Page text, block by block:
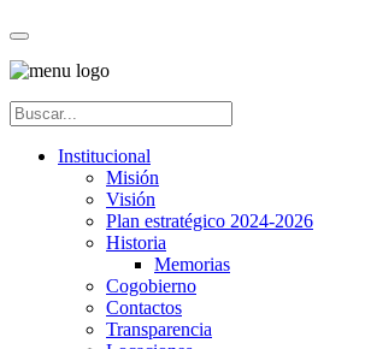
Institucional
Misión
Visión
Plan estratégico 2024-2026
Historia
Memorias
Cogobierno
Contactos
Transparencia